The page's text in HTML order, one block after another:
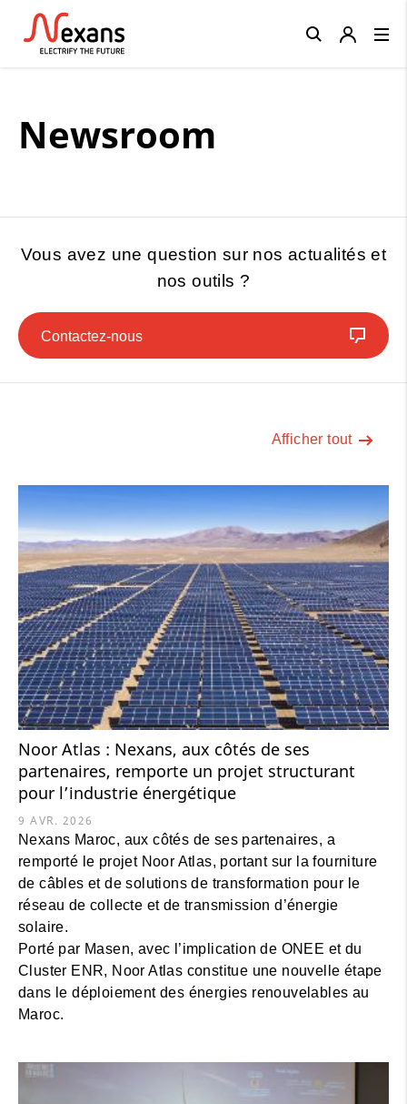
Newsroom
Vous avez une question sur nos actualités et
nos outils ?
Contactez-nous
Afficher tout
Noor Atlas : Nexans, aux côtés de ses
partenaires, remporte un projet structurant
pour l’industrie énergétique
9 AVR. 2026
Nexans Maroc, aux côtés de ses partenaires, a
remporté le projet Noor Atlas, portant sur la fourniture
de câbles et de solutions de transformation pour le
réseau de collecte et de transmission d’énergie
solaire.
Porté par Masen, avec l’implication de ONEE et du
Cluster ENR, Noor Atlas constitue une nouvelle étape
dans le déploiement des énergies renouvelables au
Maroc.
Close